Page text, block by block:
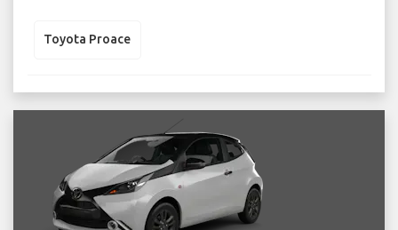
Toyota Proace